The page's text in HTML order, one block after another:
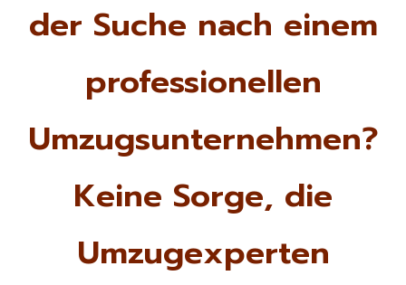
der Suche nach einem
professionellen
Umzugsunternehmen?
Keine Sorge, die
Umzugexperten